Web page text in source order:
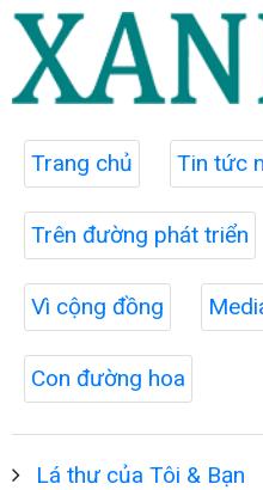
Trang chủ Tin tức
Trên đường phát triển
Vì cộng đồng
Con đường hoa
Lá thư của Tôi & Bạn